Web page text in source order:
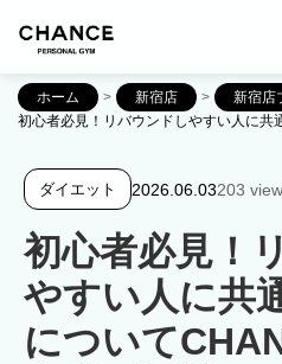
ホーム > 新宿店 > 新宿店
初心者必見！リバウンドしやすい人に
ダイエット 2026.06.03203
初心者必見！
やすい人に共
について